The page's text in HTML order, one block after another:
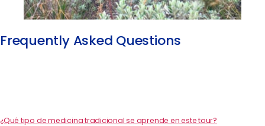
Frequently Asked Questions
¿Qué tipo de medicina tradicional se aprende en este tour?